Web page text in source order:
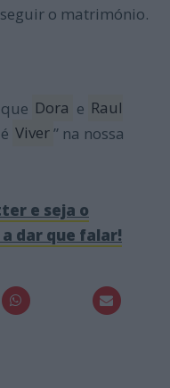
o matrimónio.
Dora e Raul
é Viver” na nossa
e seja o
dar que falar!